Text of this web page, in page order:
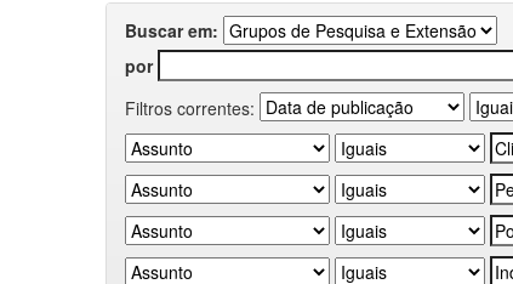
Buscar em:
por
Filtros correntes: